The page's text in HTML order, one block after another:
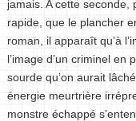
jamais. A cette seconde,
rapide, que le plancher
roman, il apparaît qu’à
l’image d’un criminel en
sourde qu’on aurait
énergie meurtrière
monstre échappé